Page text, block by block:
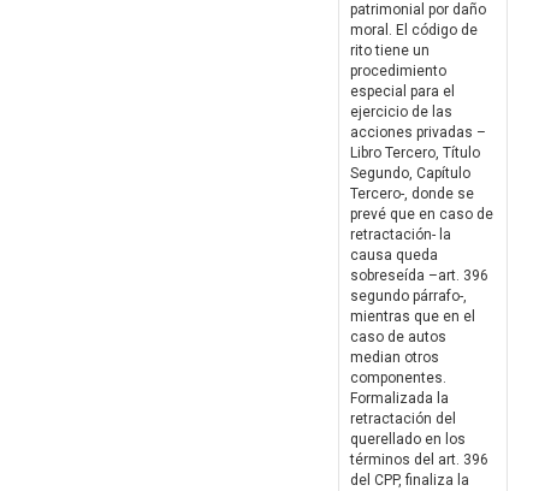
patrimonial por daño
moral. El código de
rito tiene un
procedimiento
especial para el
ejercicio de las
acciones privadas –
Libro Tercero, Título
Segundo, Capítulo
Tercero-, donde se
prevé que en caso de
retractación- la
causa queda
sobreseída –art. 396
segundo párrafo-,
mientras que en el
caso de autos
median otros
componentes.
Formalizada la
retractación del
querellado en los
términos del art. 396
del CPP, finaliza la